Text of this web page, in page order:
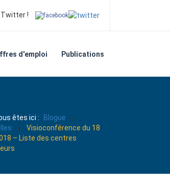
Twitter !
d'emploi Publications
êtes ici :
Blogue
Visioconférence du 18
– Liste des centres